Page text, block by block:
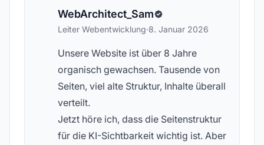
WebArchitect_Sam
Leiter Webentwicklung·8. Januar 2026
Unsere Website ist über 8 Jahre
organisch gewachsen. Tausende von
Seiten, viel alte Struktur, Inhalte überall
verteilt.
Jetzt höre ich, dass die Seitenstruktur
für die KI-Sichtbarkeit wichtig ist. Aber